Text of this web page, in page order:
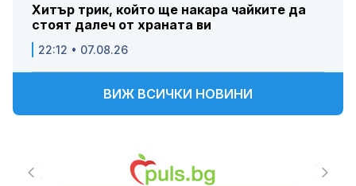
Хитър трик, който ще накара чайките да
стоят далеч от храната ви
22:12 • 07.08.26
ВИЖ ВСИЧКИ НОВИНИ